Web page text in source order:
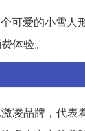
可爱的小雪人
体验。
凌品牌，代